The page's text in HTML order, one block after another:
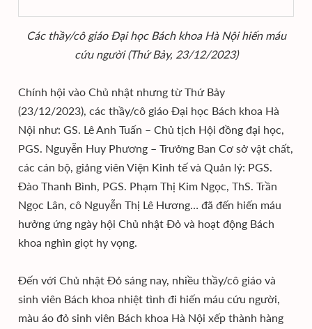
Các thầy/cô giáo Đại học Bách khoa Hà Nội hiến máu
cứu người (Thứ Bảy, 23/12/2023)
Chính hội vào Chủ nhật nhưng từ Thứ Bảy
(23/12/2023), các thầy/cô giáo Đại học Bách khoa Hà
Nội như: GS. Lê Anh Tuấn – Chủ tịch Hội đồng đại học,
PGS. Nguyễn Huy Phương – Trưởng Ban Cơ sở vật chất,
các cán bộ, giảng viên Viện Kinh tế và Quản lý: PGS.
Đào Thanh Bình, PGS. Phạm Thị Kim Ngọc, ThS. Trần
Ngọc Lân, cô Nguyễn Thị Lê Hương… đã đến hiến máu
hưởng ứng ngày hội Chủ nhật Đỏ và hoạt động Bách
khoa nghìn giọt hy vọng.
Đến với Chủ nhật Đỏ sáng nay, nhiều thầy/cô giáo và
sinh viên Bách khoa nhiệt tình đi hiến máu cứu người,
màu áo đỏ sinh viên Bách khoa Hà Nội xếp thành hàng